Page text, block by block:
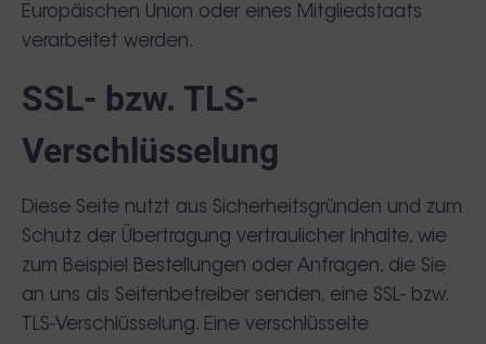
Europäischen Union oder eines Mitgliedstaats
verarbeitet werden.
SSL- bzw. TLS-
Verschlüsselung
Diese Seite nutzt aus Sicherheitsgründen und zum
Schutz der Übertragung vertraulicher Inhalte, wie
zum Beispiel Bestellungen oder Anfragen, die Sie
an uns als Seitenbetreiber senden, eine SSL- bzw.
TLS-Verschlüsselung. Eine verschlüsselte